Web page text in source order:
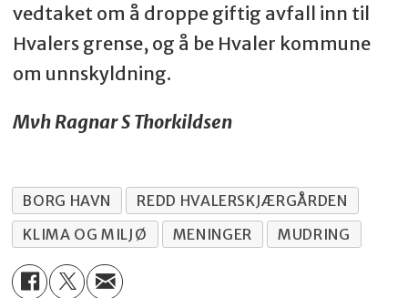
vedtaket om å droppe giftig avfall inn til
Hvalers grense, og å be Hvaler kommune
om unnskyldning.
Mvh Ragnar S Thorkildsen
BORG HAVN
REDD HVALERSKJÆRGÅRDEN
KLIMA OG MILJØ
MENINGER MUDRING